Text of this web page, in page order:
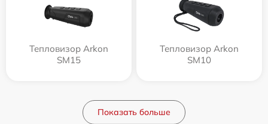
Тепловизор Arkon
SM15
Тепловизор Arkon
SM10
Показать больше